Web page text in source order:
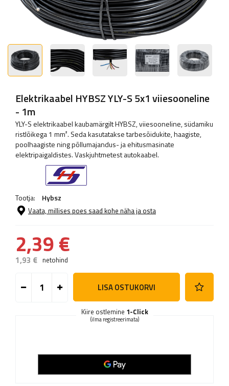
Elektrikaabel HYBSZ YLY-S 5x1 viiesooneline
- 1m
YLY-S elektrikaabel kaubamärgilt HYBSZ, viiesooneline, südamiku
ristlõikega 1 mm². Seda kasutatakse tarbesõidukite, haagiste,
poolhaagiste ning põllumajandus- ja ehitusmasinate
elektripaigaldistes. Vaskjuhtmetest autokaabel.
Tootja: Hybsz
Vaata, millises poes saad kohe näha ja osta
2,39 €
1,93 € netohind
LISA OSTUKORVI
Kiire ostlemine 1-Click
(ilma registreerimata)